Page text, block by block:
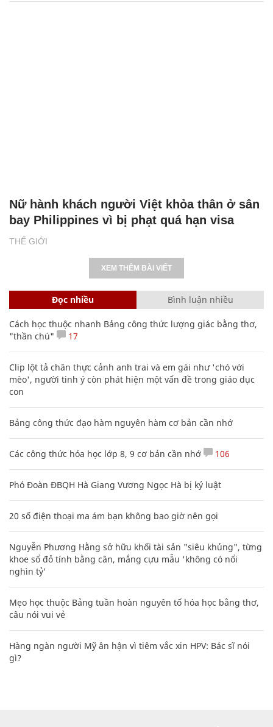
THẾ GIỚI
Nữ hành khách người Việt khỏa thân ở sân
bay Philippines vì bị phạt quá hạn visa
XEM THÊM BÀI VIẾT
Đọc nhiều Bình luận nhiều
Cách học thuộc nhanh Bảng công thức lượng giác bằng thơ,
"thần chú"
17
Clip lột tả chân thực cảnh anh trai và em gái như 'chó với
mèo', người tinh ý còn phát hiện một vấn đề trong giáo dục
con
Bảng công thức đạo hàm nguyên hàm cơ bản cần nhớ
Các công thức hóa học lớp 8, 9 cơ bản cần nhớ 106
Phó Đoàn ĐBQH Hà Giang Vương Ngọc Hà bị kỷ luật
20 số điện thoại ma ám bạn không bao giờ nên gọi
Nguyễn Phương Hằng sở hữu khối tài sản "siêu khủng", từng
khoe sổ đỏ tính bằng cân, mắng cựu mẫu 'không có nổi
nghìn tỷ'
Mẹo học thuộc Bảng tuần hoàn nguyên tố hóa học bằng thơ,
câu nói vui vẻ
Hàng ngàn người Mỹ ân hận vì tiêm vắc xin HPV: Bác sĩ nói
gì?